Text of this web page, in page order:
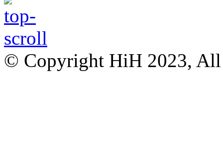
© Copyright HiH 2023, All